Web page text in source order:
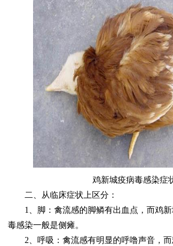
鸡新城疫病毒感染症
二、从临床症状上区分：
1、脚：禽流感的脚鳞有出血点，而鸡新
毒感染一般是侧瘫。
2、呼吸：禽流感有明显的呼噜声音，而